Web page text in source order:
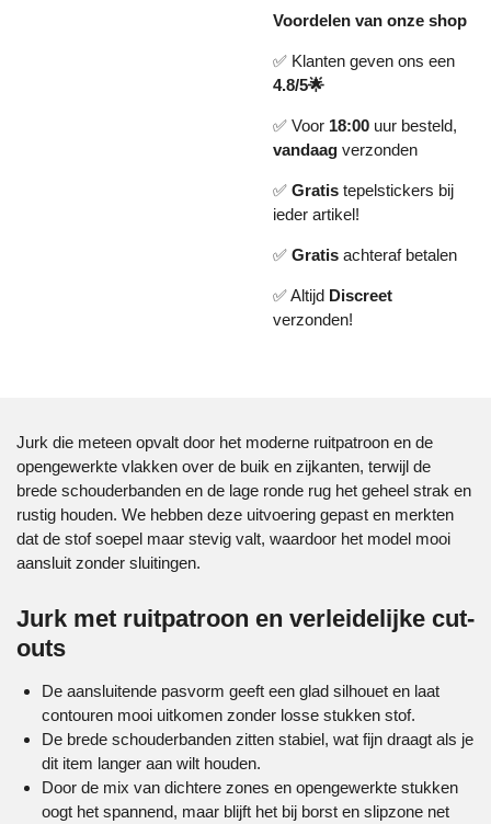
Voordelen van onze shop
✅ Klanten geven ons een
4.8/5🌟
✅ Voor 18:00 uur besteld,
vandaag verzonden
✅ Gratis tepelstickers bij
ieder artikel!
✅ Gratis achteraf betalen
✅ Altijd Discreet
verzonden!
Jurk die meteen opvalt door het moderne ruitpatroon en de
opengewerkte vlakken over de buik en zijkanten, terwijl de
brede schouderbanden en de lage ronde rug het geheel strak en
rustig houden. We hebben deze uitvoering gepast en merkten
dat de stof soepel maar stevig valt, waardoor het model mooi
aansluit zonder sluitingen.
Jurk met ruitpatroon en verleidelijke cut-
outs
De aansluitende pasvorm geeft een glad silhouet en laat
contouren mooi uitkomen zonder losse stukken stof.
De brede schouderbanden zitten stabiel, wat fijn draagt als je
dit item langer aan wilt houden.
Door de mix van dichtere zones en opengewerkte stukken
oogt het spannend, maar blijft het bij borst en slipzone net